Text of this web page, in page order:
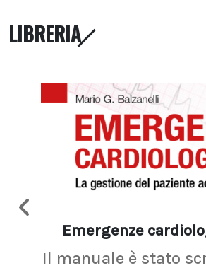
LIBRERIA
Emergenze
Il manuale è stato